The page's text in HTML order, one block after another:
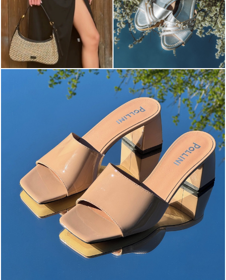
The most-wanted mules and sandals are now on sale. ...